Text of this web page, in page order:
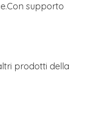
supporto
prodotti della